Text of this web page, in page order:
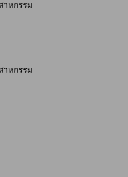
าหกรรม
าหกรรม